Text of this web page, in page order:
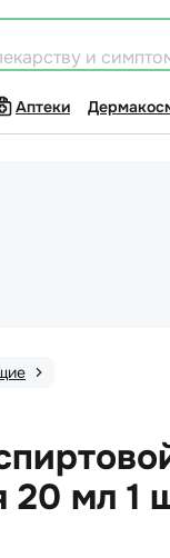
и
Аптеки
20 мл 1